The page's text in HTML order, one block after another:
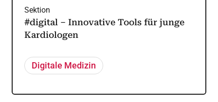
Sektion
#digital – Innovative Tools für junge
Kardiologen
Digitale Medizin